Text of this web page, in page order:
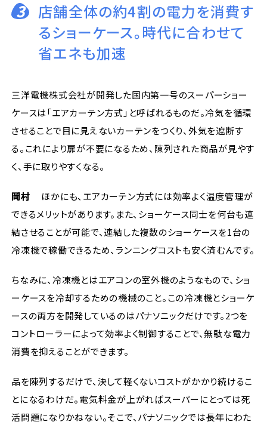
3
店舗全体の約4割の電力を消費す
るショーケース。時代に合わせて
省エネも加速
三洋電機株式会社が開発した国内第一号のスーパーショー
ケースは「エアカーテン方式」と呼ばれるものだ。冷気を循環
させることで目に見えないカーテンをつくり、外気を遮断す
る。これにより扉が不要になるため、陳列された商品が見やす
く、手に取りやすくなる。
岡村
ほかにも、エアカーテン方式には効率よく温度管理が
できるメリットがあります。また、ショーケース同士を何台も連
結させることが可能で、連結した複数のショーケースを1台の
冷凍機で稼働できるため、ランニングコストも安く済むんです。
ちなみに、冷凍機とはエアコンの室外機のようなもので、ショ
ーケースを冷却するための機械のこと。この冷凍機とショーケ
ースの両方を開発しているのはパナソニックだけです。2つを
コントローラーによって効率よく制御することで、無駄な電力
消費を抑えることができます。
品を陳列するだけで、決して軽くないコストがかかり続けるこ
とになるわけだ。電気料金が上がればスーパーにとっては死
活問題になりかねない。そこで、パナソニックでは長年にわた